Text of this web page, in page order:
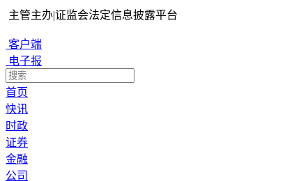
主管主办|证监会法定信息披露平台
客户端
电子报
首页
快讯
时政
证券
金融
公司